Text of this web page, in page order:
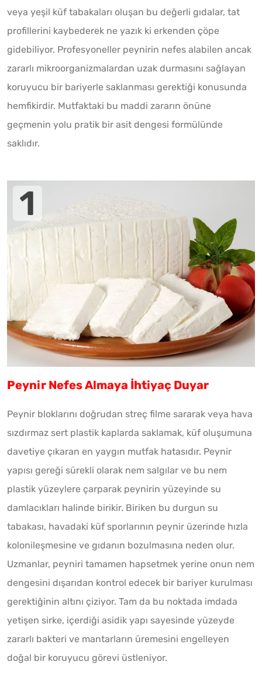
veya yeşil küf tabakaları oluşan bu değerli gıdalar, tat
profillerini kaybederek ne yazık ki erkenden çöpe
gidebiliyor. Profesyoneller peynirin nefes alabilen ancak
zararlı mikroorganizmalardan uzak durmasını sağlayan
koruyucu bir bariyerle saklanması gerektiği konusunda
hemfikirdir. Mutfaktaki bu maddi zararın önüne
geçmenin yolu pratik bir asit dengesi formülünde
saklıdır.
Peynir Nefes Almaya İhtiyaç Duyar
Peynir bloklarını doğrudan streç filme sararak veya hava
sızdırmaz sert plastik kaplarda saklamak, küf oluşumuna
davetiye çıkaran en yaygın mutfak hatasıdır. Peynir
yapısı gereği sürekli olarak nem salgılar ve bu nem
plastik yüzeylere çarparak peynirin yüzeyinde su
damlacıkları halinde birikir. Biriken bu durgun su
tabakası, havadaki küf sporlarının peynir üzerinde hızla
kolonileşmesine ve gıdanın bozulmasına neden olur.
Uzmanlar, peyniri tamamen hapsetmek yerine onun nem
dengesini dışarıdan kontrol edecek bir bariyer kurulması
gerektiğinin altını çiziyor. Tam da bu noktada imdada
yetişen sirke, içerdiği asidik yapı sayesinde yüzeyde
zararlı bakteri ve mantarların üremesini engelleyen
doğal bir koruyucu görevi üstleniyor.